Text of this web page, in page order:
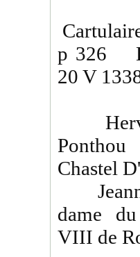
p 326
20 V
Hervé
Chastel
dame
VIII de